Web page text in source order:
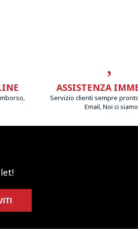
ASSISTENZA
Servizio clienti sempre
Email, Noi ci